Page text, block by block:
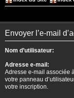
Envoyer l’e-mail
Nom d’utilisateur:
Adresse e-mail:
Adresse e-mail associée
votre panneau
votre inscription.